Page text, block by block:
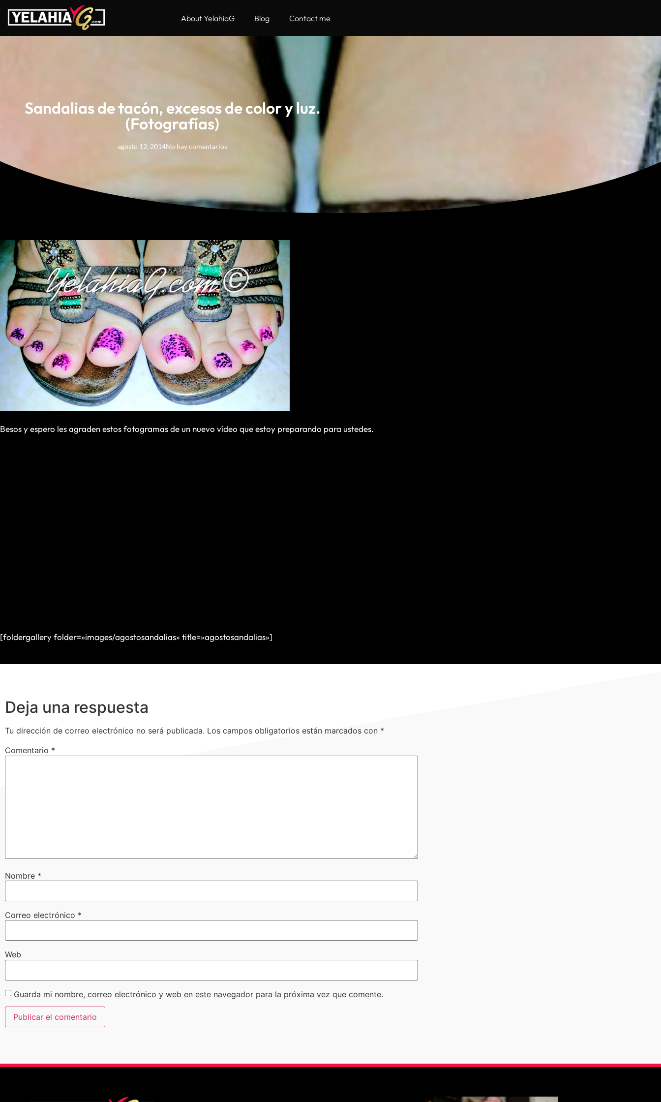
About YelahiaG Blog Contact me
Sandalias de tacón, excesos de color y luz.
(Fotografías)
agosto 12, 2014No hay comentarios
Besos y espero les agraden estos fotogramas de un nuevo vídeo que estoy preparando para ustedes.
[foldergallery folder=»images/agostosandalias» title=»agostosandalias»]
Deja una respuesta
Tu dirección de correo electrónico no será publicada. Los campos obligatorios están marcados con *
Comentario *
Nombre *
Correo electrónico *
Web
Guarda mi nombre, correo electrónico y web en este navegador para la próxima vez que comente.